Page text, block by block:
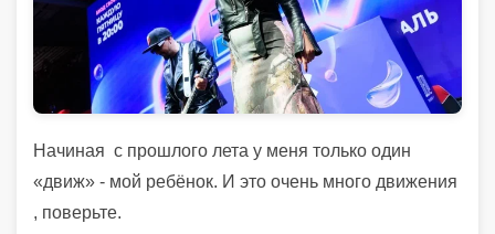
Начиная с прошлого лета у меня только один
«движ» - мой ребёнок. И это очень много движения
, поверьте.